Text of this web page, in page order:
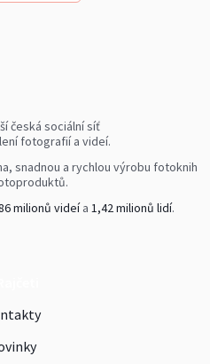
česká sociální síť
fotografií a videí.
snadnou a rychlou výrobu fotoknih
milionů videía 1,42 milionů lidí.